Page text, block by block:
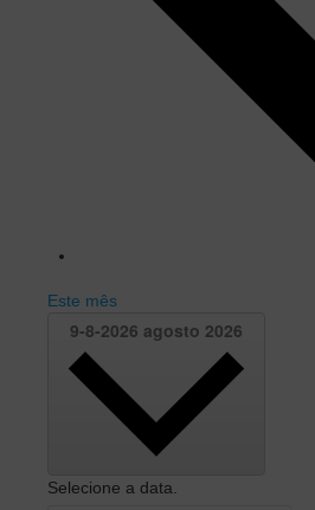
Este mês
9-8-2026 agosto 2026
Selecione a data.